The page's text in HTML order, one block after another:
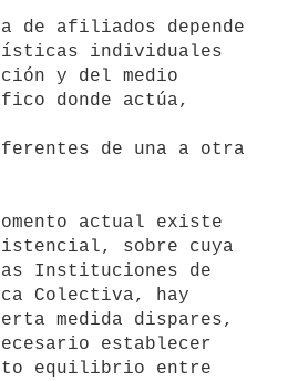
de afiliados depende
individuales
y del medio
donde actúa,
de una a otra
actual existe
sobre cuya
Instituciones de
Colectiva, hay
medida dispares,
establecer
equilibrio entre